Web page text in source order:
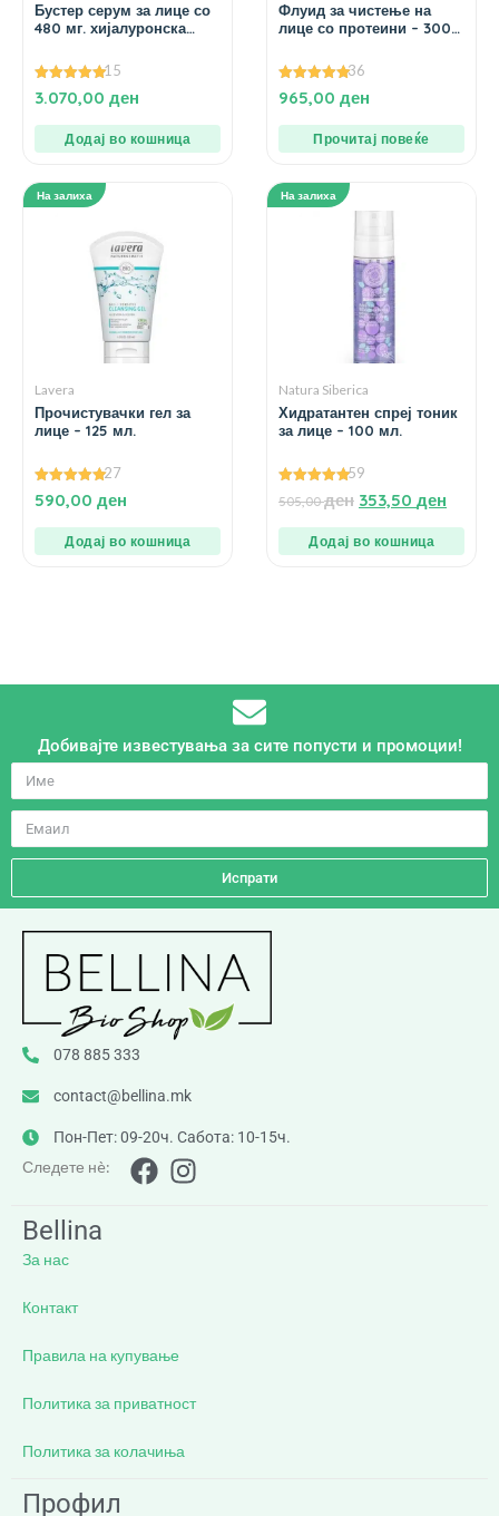
Бустер серум за лице со
480 мг. хијалуронска
5.00
од 5
15
3.070,00 ден
Додај во кошница
Флуид за чистење на
лице со протеини – 300
5.00
од 5
36
965,00 ден
Прочитај повеќе
На залиха
Lavera
Прочистувачки гел за
лице – 125 мл.
5.00
од 5
27
590,00 ден
Додај во кошница
На залиха
Natura Siberica
Хидратантен спреј тоник
за лице – 100 мл.
од 5
59
505,00ден 353,50 ден
Додај во кошница
Добивајте известувања за сите попусти и промоции!
Испрати
078 885 333
contact@bellina.mk
Пон-Пет: 09-20ч. Сабота: 10-15ч.
Следете нè:
Bellina
За нас
Контакт
Правила на купување
Политика за приватност
Политика за колачиња
Профил